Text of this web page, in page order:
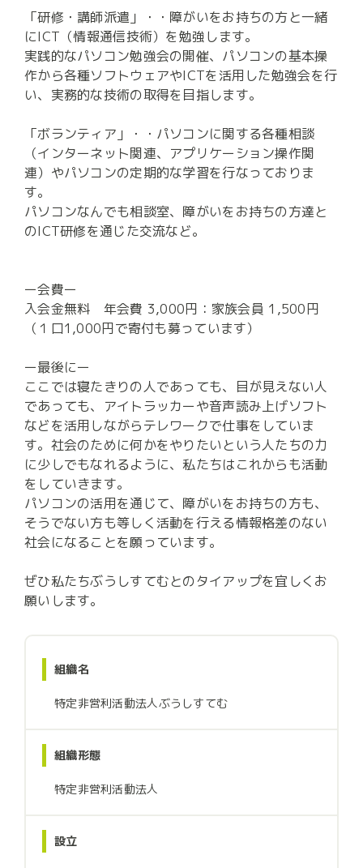
「研修・講師派遣」・・障がいをお持ちの方と一緒
にICT（情報通信技術）を勉強します。
実践的なパソコン勉強会の開催、パソコンの基本操
作から各種ソフトウェアやICTを活用した勉強会を行
い、実務的な技術の取得を目指します。
「ボランティア」・・パソコンに関する各種相談
（インターネット関連、アプリケーション操作関
連）やパソコンの定期的な学習を行なっておりま
す。
パソコンなんでも相談室、障がいをお持ちの方達と
のICT研修を通じた交流など。
ー会費ー
入会金無料　年会費 3,000円：家族会員 1,500円
（１口1,000円で寄付も募っています）
ー最後にー
ここでは寝たきりの人であっても、目が見えない人
であっても、アイトラッカーや音声読み上げソフト
などを活用しながらテレワークで仕事をしていま
す。社会のために何かをやりたいという人たちの力
に少しでもなれるように、私たちはこれからも活動
をしていきます。
パソコンの活用を通じて、障がいをお持ちの方も、
そうでない方も等しく活動を行える情報格差のない
社会になることを願っています。
ぜひ私たちぶうしすてむとのタイアップを宜しくお
願いします。
組織名
特定非営利活動法人ぶうしすてむ
組織形態
特定非営利活動法人
設立